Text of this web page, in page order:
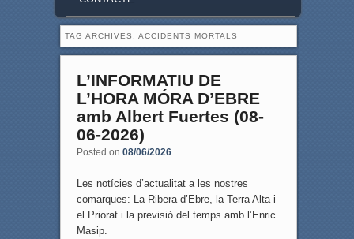
TAG ARCHIVES: ACCIDENTS MORTALS
L’INFORMATIU DE
L’HORA MÓRA D’EBRE
amb Albert Fuertes (08-
06-2026)
Posted on 08/06/2026
Les notícies d’actualitat a les nostres
comarques: La Ribera d’Ebre, la Terra Alta i
el Priorat i la previsió del temps amb l’Enric
Masip.